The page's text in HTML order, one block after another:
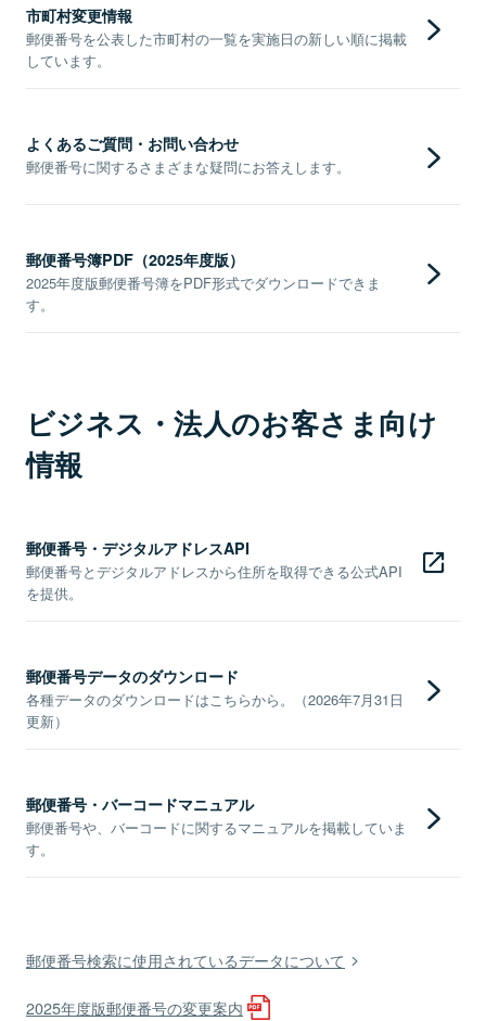
市町村変更情報
郵便番号を公表した市町村の一覧を実施日の新しい順に掲載
しています。
よくあるご質問・お問い合わせ
郵便番号に関するさまざまな疑問にお答えします。
郵便番号簿PDF（2025年度版）
2025年度版郵便番号簿をPDF形式でダウンロードできま
す。
ビジネス・法人のお客さま向け
情報
郵便番号・デジタルアドレスAPI
郵便番号とデジタルアドレスから住所を取得できる公式API
を提供。
郵便番号データのダウンロード
各種データのダウンロードはこちらから。（2026年7月31日
更新）
郵便番号・バーコードマニュアル
郵便番号や、バーコードに関するマニュアルを掲載していま
す。
郵便番号検索に使用されているデータについて
2025年度版郵便番号の変更案内